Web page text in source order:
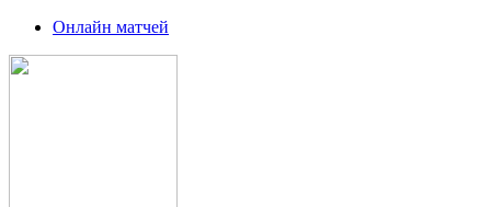
Онлайн матчей